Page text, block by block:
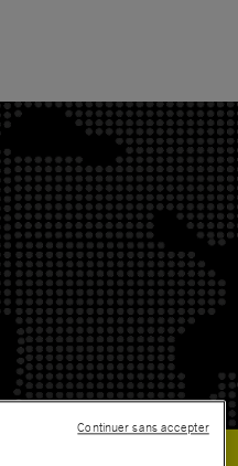
Continuer sans accepter